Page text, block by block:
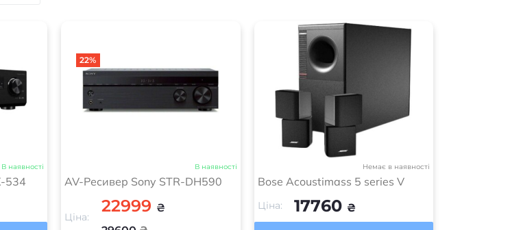
В наявності
534
22%
В наявності
AV-Ресивер Sony STR-DH590
Ціна:
22999 ₴
Немає в наявності
Bose Acoustimass 5 series V
Ціна: 17760 ₴